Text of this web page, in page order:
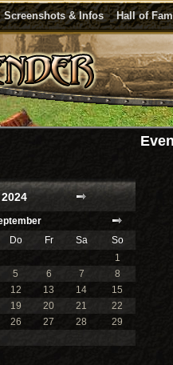
Screenshots & Infos Hall of
2024
Do Fr Sa
So
1
5 6 7
8
12 13 14
15
19 20 21
22
26 27 28
29